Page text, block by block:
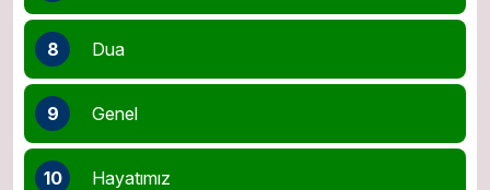
8 Dua
9 Genel
10 Hayatımız